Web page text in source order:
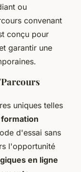
ou
convenant
conçu pour
garantir une
uniques telles
formation
d'essai sans
l'opportunité
en ligne